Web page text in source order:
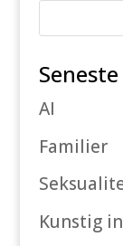
AI
Familier
Kunstig